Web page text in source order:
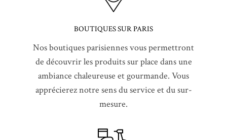
BOUTIQUES SUR PARIS
Nos boutiques parisiennes vous permettront
de découvrir les produits sur place dans une
ambiance chaleureuse et gourmande. Vous
apprécierez notre sens du service et du sur-
mesure.